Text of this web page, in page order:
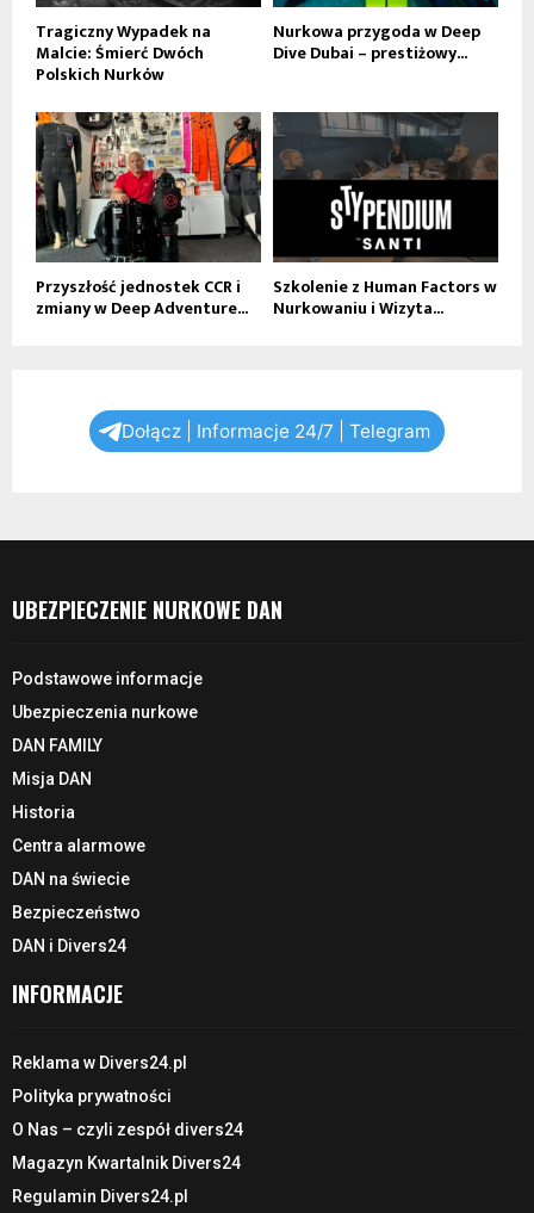
Tragiczny Wypadek na
Malcie: Śmierć Dwóch
Polskich Nurków
Nurkowa przygoda w Deep
Dive Dubai – prestiżowy...
Przyszłość jednostek CCR i
zmiany w Deep Adventure...
Szkolenie z Human Factors w
Nurkowaniu i Wizyta...
Dołącz | Informacje 24/7 | Telegram
UBEZPIECZENIE NURKOWE DAN
Podstawowe informacje
Ubezpieczenia nurkowe
DAN FAMILY
Misja DAN
Historia
Centra alarmowe
DAN na świecie
Bezpieczeństwo
DAN i Divers24
INFORMACJE
Reklama w Divers24.pl
Polityka prywatności
O Nas – czyli zespół divers24
Magazyn Kwartalnik Divers24
Regulamin Divers24.pl